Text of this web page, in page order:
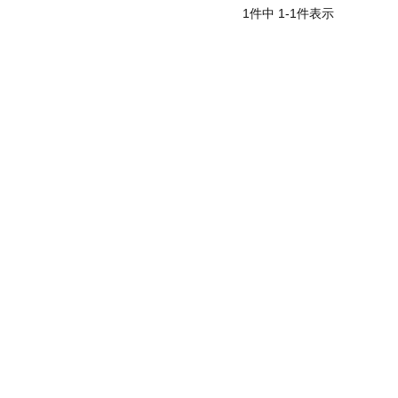
1件中 1-1件表示